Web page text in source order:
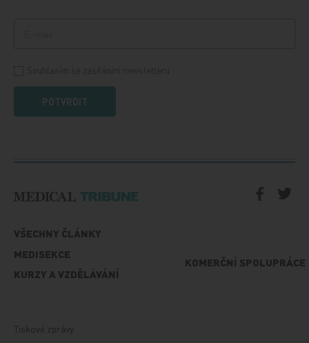
POTVRDIT
VŠECHNY ČLÁNKY
MEDISEKCE
KURZY A VZDĚLÁVÁNÍ
KOMERČNÍ SPOLUPRÁCE
Tiskové zprávy